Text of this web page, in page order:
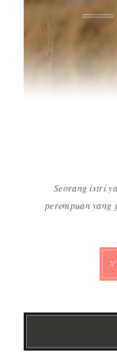
Seorang istri
perempuan yang